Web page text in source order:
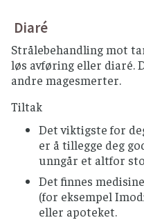
Diaré
Strålebehandling mot
løs avføring eller diaré.
andre magesmerter.
Tiltak
Det viktigste for
er å tillegge deg
unngår et altfor
Det finnes
(for eksempel
eller apoteket.